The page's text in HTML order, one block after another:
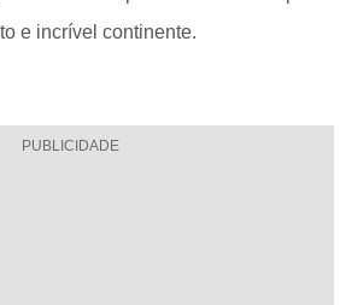
e incrível continente.
PUBLICIDADE